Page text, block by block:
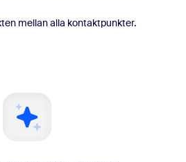
mellan alla kontaktpunkter.